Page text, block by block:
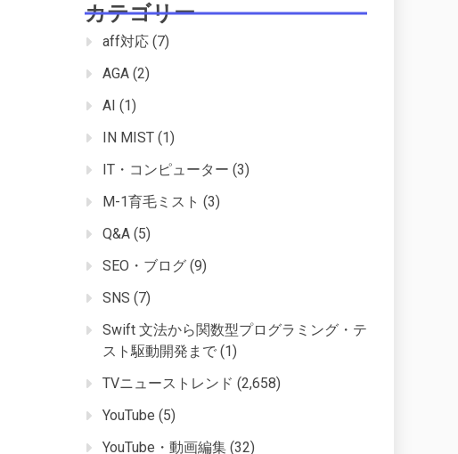
カテゴリー
aff対応 (7)
AGA (2)
AI (1)
IN MIST (1)
IT・コンピューター (3)
M-1育毛ミスト (3)
Q&A (5)
SEO・ブログ (9)
SNS (7)
Swift 文法から関数型プログラミング・テ
スト駆動開発まで (1)
TVニューストレンド (2,658)
YouTube (5)
YouTube・動画編集 (32)